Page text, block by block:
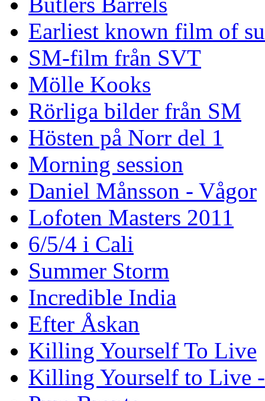
Earliest known film of
SM-film från SVT
Mölle Kooks
Rörliga bilder från SM
Hösten på Norr del 1
Morning session
Daniel Månsson - Vågor
Lofoten Masters 2011
6/5/4 i Cali
Summer Storm
Incredible India
Efter Åskan
Killing Yourself To Live
Killing Yourself to Live -